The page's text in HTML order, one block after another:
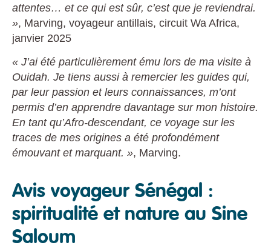
attentes… et ce qui est sûr, c’est que je reviendrai.
», Marving, voyageur antillais, circuit Wa Africa,
janvier 2025
« J’ai été particulièrement ému lors de ma visite à
Ouidah. Je tiens aussi à remercier les guides qui,
par leur passion et leurs connaissances, m’ont
permis d’en apprendre davantage sur mon histoire.
En tant qu’Afro-descendant, ce voyage sur les
traces de mes origines a été profondément
émouvant et marquant. », Marving.
Avis voyageur Sénégal :
spiritualité et nature au Sine
Saloum